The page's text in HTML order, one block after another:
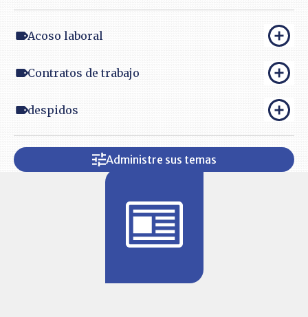
Acoso laboral
Contratos de trabajo
despidos
Administre sus temas